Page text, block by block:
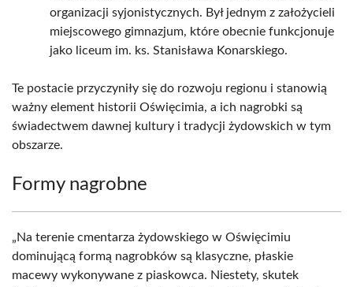
organizacji syjonistycznych. Był jednym z założycieli
miejscowego gimnazjum, które obecnie funkcjonuje
jako liceum im. ks. Stanisława Konarskiego.
Te postacie przyczyniły się do rozwoju regionu i stanowią
ważny element historii Oświęcimia, a ich nagrobki są
świadectwem dawnej kultury i tradycji żydowskich w tym
obszarze.
Formy nagrobne
„Na terenie cmentarza żydowskiego w Oświęcimiu
dominującą formą nagrobków są klasyczne, płaskie
macewy wykonywane z piaskowca. Niestety, skutek